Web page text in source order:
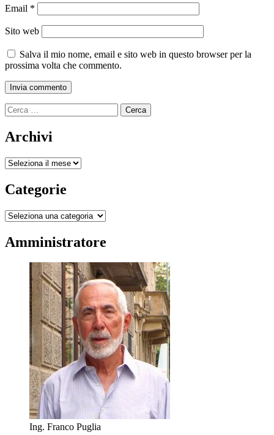
Email *
Sito web
Salva il mio nome, email e sito web in questo browser per la
prossima volta che commento.
Ricerca
per:
Archivi
Archivi
Categorie
Categorie
Amministratore
Ing. Franco Puglia